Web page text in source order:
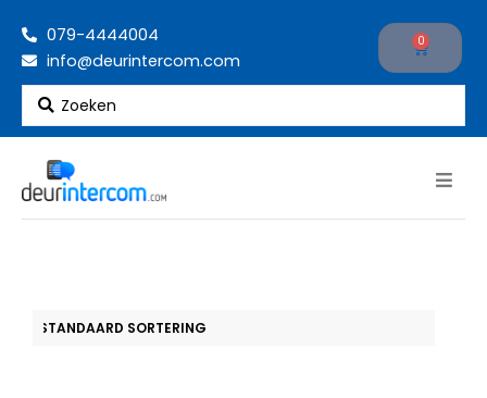
naar
inhoud
079-4444004
info@deurintercom.com
0 Cart
Search
...